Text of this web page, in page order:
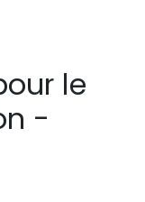
le
-